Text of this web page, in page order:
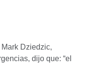
Dziedzic,
dijo que: “el